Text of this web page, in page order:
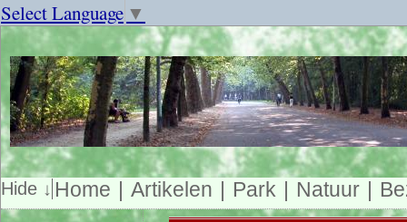
Select Language ▼
Home Artikelen Park Natuur